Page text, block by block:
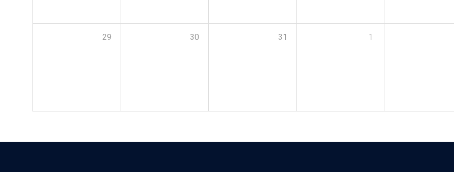
29 30 31 1